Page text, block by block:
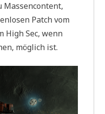
Massencontent,
Patch vom
High Sec, wenn
möglich ist.